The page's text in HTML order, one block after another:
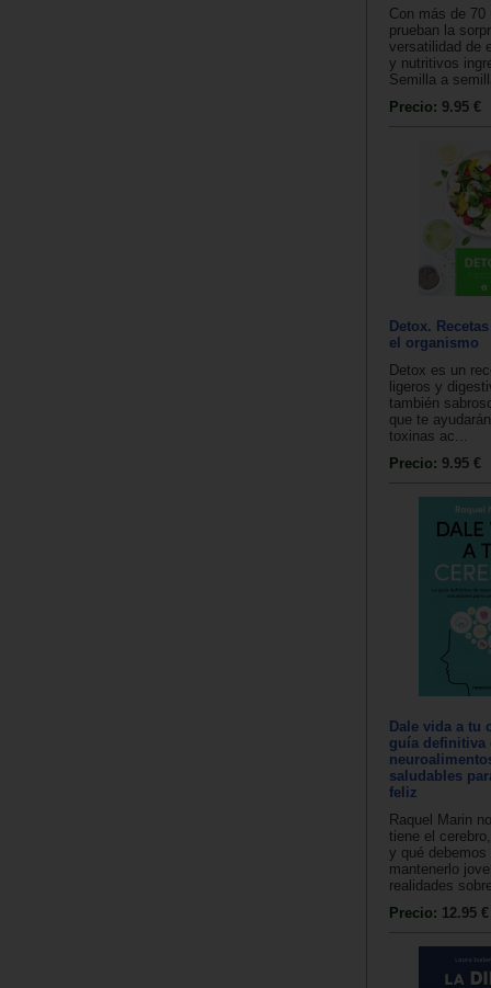
Con más de 70
prueban la
versatilidad de
y nutritivos
Semilla a
Precio: 9.95 €
Detox.
el organismo
Detox es un
ligeros y
también
que te
toxinas ac...
Precio: 9.95 €
Dale vida a tu
guía definitiva
saludables
feliz
Raquel Marin
tiene el
y qué debemos
mantenerlo
realidades
Precio: 12.95 €